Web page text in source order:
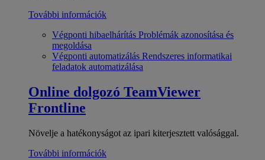
További információk
Végponti hibaelhárítás Problémák azonosítása és
megoldása
Végponti automatizálás Rendszeres informatikai
feladatok automatizálása
Online dolgozó TeamViewer
Frontline
Növelje a hatékonyságot az ipari kiterjesztett valósággal.
További információk